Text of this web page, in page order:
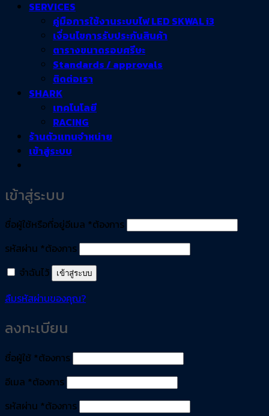
SERVICES
คู่มือการใช้งานระบบไฟ LED SKWAL i3
เงื่อนไขการรับประกันสินค้า
ตารางขนาดรอบศรีษะ
Standards / approvals
ติดต่อเรา
SHARK
เทคโนโลยี
RACING
ร้านตัวแทนจำหน่าย
เข้าสู่ระบบ
เข้าสู่ระบบ
ชื่อผู้ใช้หรือที่อยู่อีเมล *ต้องการ
รหัสผ่าน *ต้องการ
จำฉันไว้
เข้าสู่ระบบ
ลืมรหัสผ่านของคุณ?
ลงทะเบียน
ชื่อผู้ใช้ *ต้องการ
อีเมล *ต้องการ
รหัสผ่าน *ต้องการ